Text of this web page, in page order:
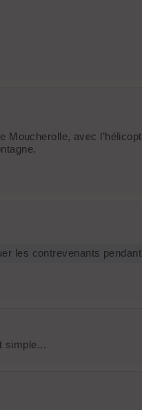
avec
les contrevenants
simple...